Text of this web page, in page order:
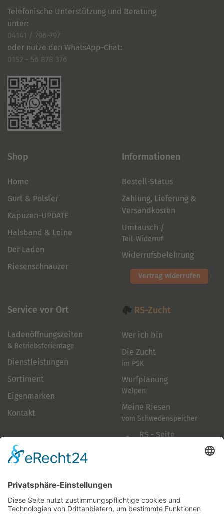
Telefonische Unterstützung und Beratung
unter:
04141 / 796-797
oder nutze den WhatsApp-Chat:
0152 - 56 878 376
Shop
Home
Gurt & Polster
Kapuzen-UPDATE
Halsband & Leine
Der Laden
Riesenschnauzer
Informationen
Bestell-Status
Zahlung, Lieferung &
Versandkosten
Umtausch /
Teil-Widerruf
Widerrufsbelehrung
Vertrag widerrufen
Service vor Ort
Ladenöffnungszeiten
& Betriebsferientage
Dienstleistungen
Sortiment
Eigenmarken
Kontakt
RS-Zucht
Wer ich bin
Die Zucht
im PSK
Wurfplanung
Welpen
Meine Riesen
vom Schwedenspeicher
RS - Seite
Folge mir